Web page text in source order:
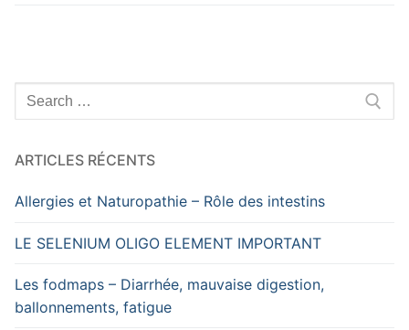
Rechercher
:
ARTICLES RÉCENTS
Allergies et Naturopathie – Rôle des intestins
LE SELENIUM OLIGO ELEMENT IMPORTANT
Les fodmaps – Diarrhée, mauvaise digestion,
ballonnements, fatigue